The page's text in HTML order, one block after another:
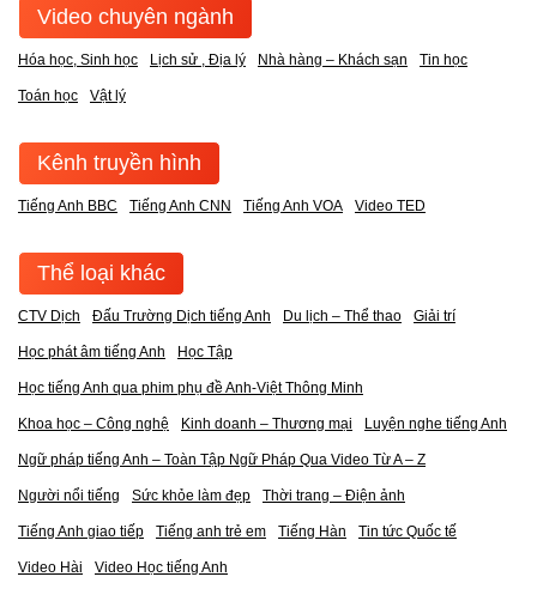
Video chuyên ngành
Hóa học, Sinh học Lịch sử , Địa lý Nhà hàng – Khách sạn Tin học
Toán học Vật lý
Kênh truyền hình
Tiếng Anh BBC Tiếng Anh CNN Tiếng Anh VOA Video TED
Thể loại khác
CTV Dịch Đấu Trường Dịch tiếng Anh Du lịch – Thể thao Giải trí
Học phát âm tiếng Anh Học Tập
Học tiếng Anh qua phim phụ đề Anh-Việt Thông Minh
Khoa học – Công nghệ Kinh doanh – Thương mại Luyện nghe tiếng Anh
Ngữ pháp tiếng Anh – Toàn Tập Ngữ Pháp Qua Video Từ A – Z
Người nổi tiếng Sức khỏe làm đẹp Thời trang – Điện ảnh
Tiếng Anh giao tiếp Tiếng anh trẻ em Tiếng Hàn Tin tức Quốc tế
Video Hài Video Học tiếng Anh